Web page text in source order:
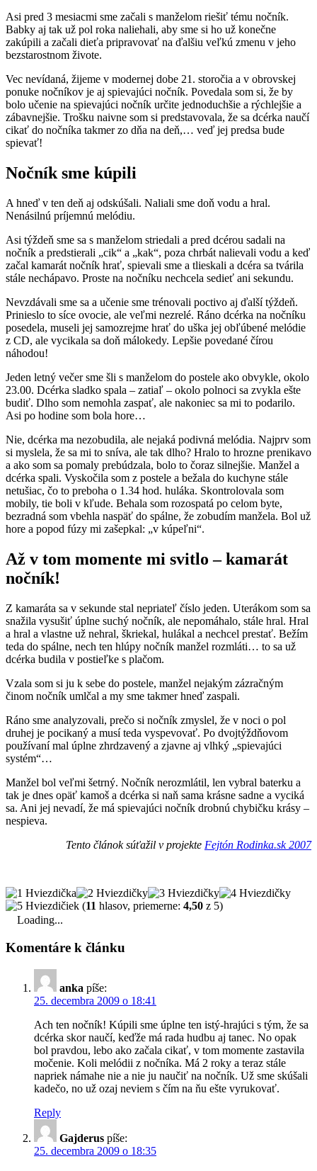
Asi pred 3 mesiacmi sme začali s manželom riešiť tému nočník.
Babky aj tak už pol roka naliehali, aby sme si ho už konečne
zakúpili a začali dieťa pripravovať na ďalšiu veľkú zmenu v jeho
bezstarostnom živote.
Vec nevídaná, žijeme v modernej dobe 21. storočia a v obrovskej
ponuke nočníkov je aj spievajúci nočník. Povedala som si, že by
bolo učenie na spievajúci nočník určite jednoduchšie a rýchlejšie a
zábavnejšie. Trošku naivne som si predstavovala, že sa dcérka naučí
cikať do nočníka takmer zo dňa na deň,… veď jej predsa bude
spievať!
Nočník sme kúpili
A hneď v ten deň aj odskúšali. Naliali sme doň vodu a hral.
Nenásilnú príjemnú melódiu.
Asi týždeň sme sa s manželom striedali a pred dcérou sadali na
nočník a predstierali „cik“ a „kak“, poza chrbát nalievali vodu a keď
začal kamarát nočník hrať, spievali sme a tlieskali a dcéra sa tvárila
stále nechápavo. Proste na nočníku nechcela sedieť ani sekundu.
Nevzdávali sme sa a učenie sme trénovali poctivo aj ďalší týždeň.
Prinieslo to síce ovocie, ale veľmi nezrelé. Ráno dcérka na nočníku
posedela, museli jej samozrejme hrať do uška jej obľúbené melódie
z CD, ale vycikala sa doň málokedy. Lepšie povedané čírou
náhodou!
Jeden letný večer sme šli s manželom do postele ako obvykle, okolo
23.00. Dcérka sladko spala – zatiaľ – okolo polnoci sa zvykla ešte
budiť. Dlho som nemohla zaspať, ale nakoniec sa mi to podarilo.
Asi po hodine som bola hore…
Nie, dcérka ma nezobudila, ale nejaká podivná melódia. Najprv som
si myslela, že sa mi to sníva, ale tak dlho? Hralo to hrozne prenikavo
a ako som sa pomaly prebúdzala, bolo to čoraz silnejšie. Manžel a
dcérka spali. Vyskočila som z postele a bežala do kuchyne stále
netušiac, čo to preboha o 1.34 hod. huláka. Skontrolovala som
mobily, tie boli v kľude. Behala som rozospatá po celom byte,
bezradná som vbehla naspäť do spálne, že zobudím manžela. Bol už
hore a popod fúzy mi zašepkal: „v kúpeľni“.
Až v tom momente mi svitlo – kamarát
nočník!
Z kamaráta sa v sekunde stal nepriateľ číslo jeden. Uterákom som sa
snažila vysušiť úplne suchý nočník, ale nepomáhalo, stále hral. Hral
a hral a vlastne už nehral, škriekal, hulákal a nechcel prestať. Bežím
teda do spálne, nech ten hlúpy nočník manžel rozmláti… to sa už
dcérka budila v postieľke s plačom.
Vzala som si ju k sebe do postele, manžel nejakým zázračným
činom nočník umlčal a my sme takmer hneď zaspali.
Ráno sme analyzovali, prečo si nočník zmyslel, že v noci o pol
druhej je pocikaný a musí teda vyspevovať. Po dvojtýždňovom
používaní mal úplne zhrdzavený a zjavne aj vlhký „spievajúci
systém“…
Manžel bol veľmi šetrný. Nočník nerozmlátil, len vybral baterku a
tak je dnes opäť kamoš a dcérka si naň sama krásne sadne a vyciká
sa. Ani jej nevadí, že má spievajúci nočník drobnú chybičku krásy –
nespieva.
Tento článok súťažil v projekte Fejtón Rodinka.sk 2007
(11 hlasov, priemerne: 4,50 z 5)
Loading...
Komentáre k článku
anka píše:
25. decembra 2009 o 18:41
Ach ten nočník! Kúpili sme úplne ten istý-hrajúci s tým, že sa
dcérka skor naučí, keďže má rada hudbu aj tanec. No opak
bol pravdou, lebo ako začala cikať, v tom momente zastavila
močenie. Koli melódii z nočníka. Má 2 roky a teraz stále
napriek námahe nie a nie ju naučiť na nočník. Už sme skúšali
kadečo, no už ozaj neviem s čím na ňu ešte vyrukovať.
Reply
Gajderus píše:
25. decembra 2009 o 18:35